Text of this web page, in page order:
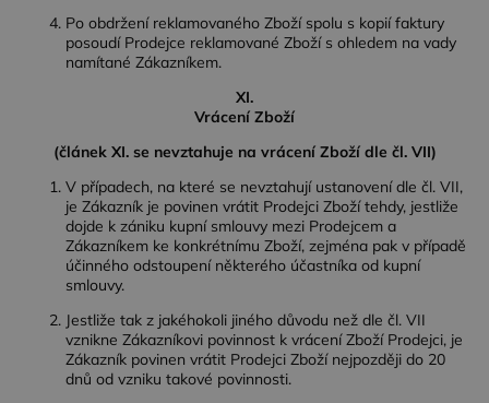
Po obdržení reklamovaného Zboží spolu s kopií faktury
posoudí Prodejce reklamované Zboží s ohledem na vady
namítané Zákazníkem.
XI.
Vrácení Zboží
(článek XI. se nevztahuje na vrácení Zboží dle čl. VII)
V případech, na které se nevztahují ustanovení dle čl. VII,
je Zákazník je povinen vrátit Prodejci Zboží tehdy, jestliže
dojde k zániku kupní smlouvy mezi Prodejcem a
Zákazníkem ke konkrétnímu Zboží, zejména pak v případě
účinného odstoupení některého účastníka od kupní
smlouvy.
Jestliže tak z jakéhokoli jiného důvodu než dle čl. VII
vznikne Zákazníkovi povinnost k vrácení Zboží Prodejci, je
Zákazník povinen vrátit Prodejci Zboží nejpozději do 20
dnů od vzniku takové povinnosti.
před
návštěvou
Google LLC
.doubleclick.net
nastavuje
společnost
DoubleClick
(kterou
vlastní
společnost
Google),
aby zjistila,
zda
webu
podporuje
soubory
cookie.